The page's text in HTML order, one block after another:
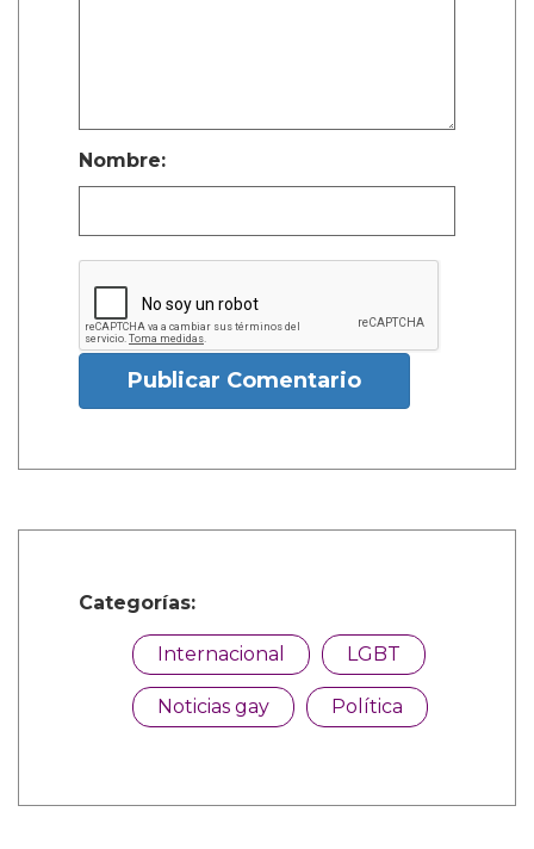
Nombre:
Publicar Comentario
Categorías:
Internacional LGBT
Noticias gay Política